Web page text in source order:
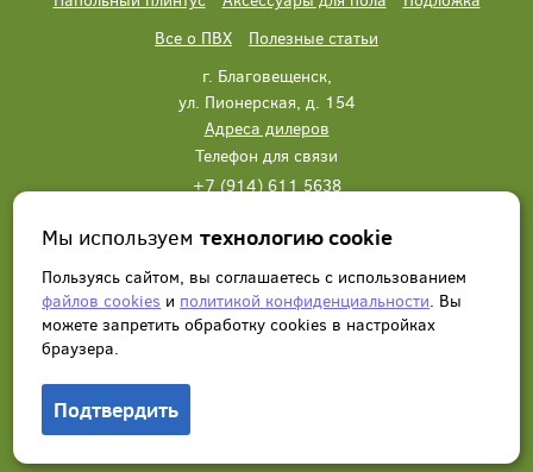
Все о ПВХ
Полезные статьи
г. Благовещенск,
ул. Пионерская, д. 154
Адреса дилеров
Телефон для связи
+7 (914) 611 5638
Написать нам Заказать звонок
Мы используемтехнологию cookie
Пользуясь сайтом, вы соглашаетесь с использованием
файлов cookies и политикой конфиденциальности. Вы
можете запретить обработку сookies в настройках
браузера.
Подтвердить